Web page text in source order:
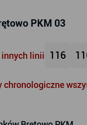
PKM 03
innych linii 116
chronologiczne